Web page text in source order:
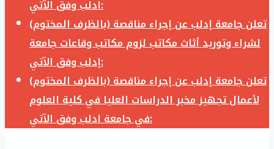
ادلب وفق الآتي:
تعلن جامعة إدلب عن إجراء مناقصة (بالظرف المختوم)
لشراء وتوريد أثاث مكاتب لزوم مكاتب وقاعات جامعة
إدلب وفق الآتي:
تعلن جامعة إدلب عن إجراء مناقصة (بالظرف المختوم)
لأعمال تجهيز مخبر الدراسات العليا في كلية العلوم
في جامعة ادلب وفق الآتي: